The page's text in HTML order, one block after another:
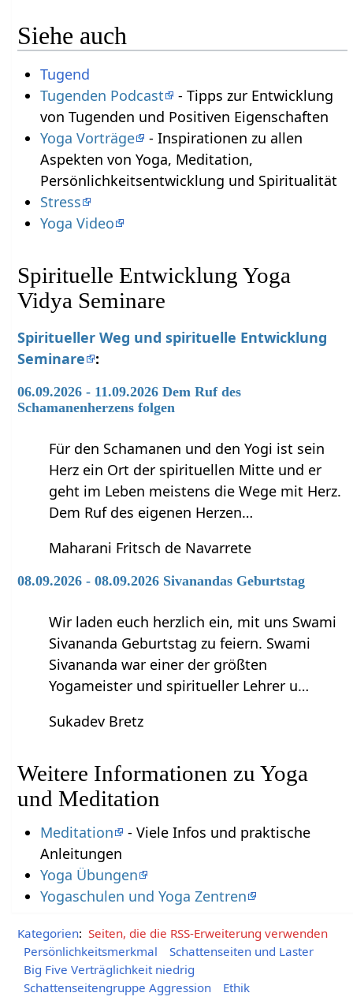
Siehe auch
Tugend
Tugenden Podcast
- Tipps zur Entwicklung
von Tugenden und Positiven Eigenschaften
Yoga Vorträge
- Inspirationen zu allen
Aspekten von Yoga, Meditation,
Persönlichkeitsentwicklung und Spiritualität
Stress
Yoga Video
Spirituelle Entwicklung Yoga
Vidya Seminare
Spiritueller Weg und spirituelle Entwicklung
Seminare
:
06.09.2026 - 11.09.2026 Dem Ruf des
Schamanenherzens folgen
Für den Schamanen und den Yogi ist sein
Herz ein Ort der spirituellen Mitte und er
geht im Leben meistens die Wege mit Herz.
Dem Ruf des eigenen Herzen…
Maharani Fritsch de Navarrete
08.09.2026 - 08.09.2026 Sivanandas Geburtstag
Wir laden euch herzlich ein, mit uns Swami
Sivananda Geburtstag zu feiern. Swami
Sivananda war einer der größten
Yogameister und spiritueller Lehrer u…
Sukadev Bretz
Weitere Informationen zu Yoga
und Meditation
Meditation
- Viele Infos und praktische
Anleitungen
Yoga Übungen
Yogaschulen und Yoga Zentren
Kategorien: Seiten, die die RSS-Erweiterung verwenden
Persönlichkeitsmerkmal
Schattenseiten und Laster
Big Five Verträglichkeit niedrig
Schattenseitengruppe Aggression
Ethik